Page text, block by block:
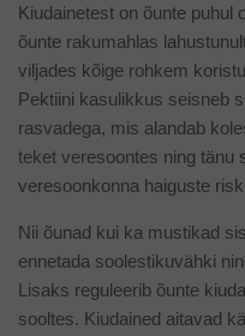
Kiudainetest on õunte puhul
õunte rakumahlas
viljades kõige rohkem
Pektiini kasulikkus seisneb
rasvadega, mis alandab
teket veresoontes ning tänu
veresoonkonna haiguste
Nii õunad kui ka mustikad
ennetada soolestikuvähki
Lisaks reguleerib õunte
sooltes. Kiudained aitavad